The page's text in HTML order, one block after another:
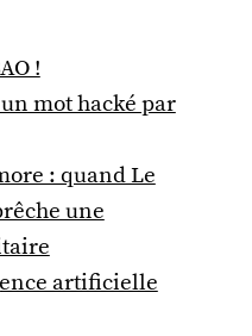
!
mot hacké par
: quand Le
une
artificielle